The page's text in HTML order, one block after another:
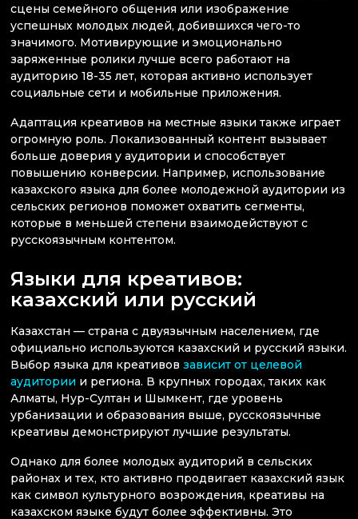
сцены семейного общения или изображение
успешных молодых людей, добившихся чего-то
значимого. Мотивирующие и эмоционально
заряженные ролики лучше всего работают на
аудиторию 18-35 лет, которая активно использует
социальные сети и мобильные приложения.
Адаптация креативов на местные языки также играет
огромную роль. Локализованный контент вызывает
больше доверия у аудитории и способствует
повышению конверсии. Например, использование
казахского языка для более молодежной аудитории из
сельских регионов поможет охватить сегменты,
которые в меньшей степени взаимодействуют с
русскоязычным контентом.
Языки для креативов:
казахский или русский
Казахстан — страна с двуязычным населением, где
официально используются казахский и русский языки.
Выбор языка для креативов зависит от целевой
аудитории и региона. В крупных городах, таких как
Алматы, Нур-Султан и Шымкент, где уровень
урбанизации и образования выше, русскоязычные
креативы демонстрируют лучшие результаты.
Однако для более молодых аудиторий в сельских
районах и тех, кто активно продвигает казахский язык
как символ культурного возрождения, креативы на
казахском языке будут более эффективны. Это